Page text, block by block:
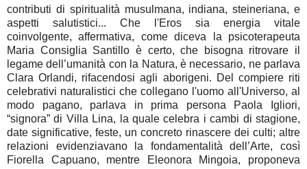
contributi di spiritualità musulmana, indiana, steineriana, e
aspetti salutistici... Che l'Eros sia energia vitale
coinvolgente, affermativa, come diceva la psicoterapeuta
Maria Consiglia Santillo è certo, che bisogna ritrovare il
legame dell’umanità con la Natura, è necessario, ne parlava
Clara Orlandi, rifacendosi agli aborigeni. Del compiere riti
celebrativi naturalistici che collegano l'uomo all'Universo, al
modo pagano, parlava in prima persona Paola Igliori,
“signora” di Villa Lina, la quale celebra i cambi di stagione,
date significative, feste, un concreto rinascere dei culti; altre
relazioni evidenziavano la fondamentalità dell’Arte, così
Fiorella Capuano, mentre Eleonora Mingoia, proponeva